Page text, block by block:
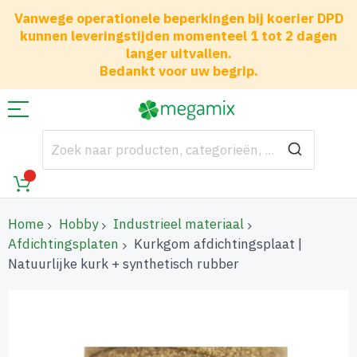
Vanwege operationele beperkingen bij koerier DPD
kunnen leveringstijden momenteel 1 tot 2 dagen
langer uitvallen.
Bedankt voor uw begrip.
Home Hobby
Industrieel materiaal
Afdichtingsplaten
Kurkgom afdichtingsplaat |
Natuurlijke kurk + synthetisch rubber